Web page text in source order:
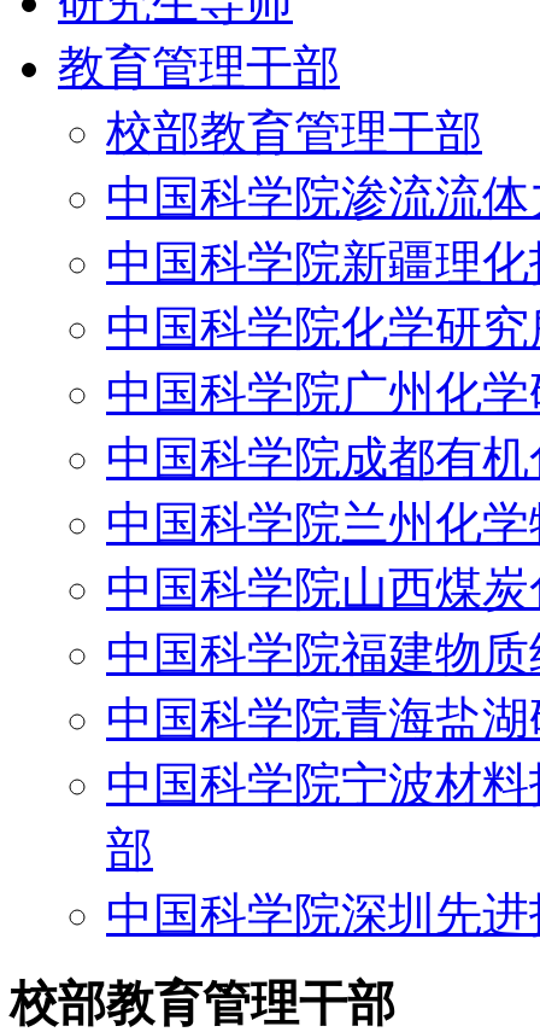
教育管理干部
校部教育管理干部
中国科学院渗流流
中国科学院新疆理
中国科学院化学研
中国科学院广州化
中国科学院成都有
中国科学院兰州化
中国科学院山西煤
中国科学院福建物
中国科学院青海盐
中国科学院宁波材
部
中国科学院深圳先
校部教育管理干部